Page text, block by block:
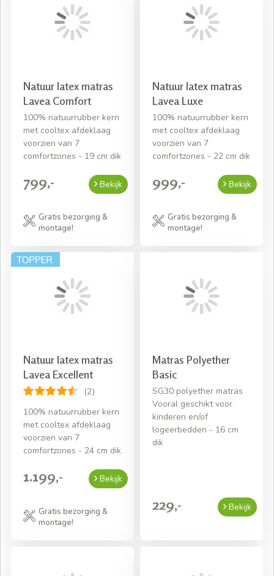
Natuur latex matras
Lavea Comfort
100% natuurrubber kern
met cooltex afdeklaag
voorzien van 7
comfortzones - 19 cm dik
799,- Bekijk
Gratis bezorging &
montage!
Natuur latex matras
Lavea Luxe
100% natuurrubber kern
met cooltex afdeklaag
voorzien van 7
comfortzones - 22 cm dik
999,- Bekijk
Gratis bezorging &
montage!
Natuur latex matras
Lavea Excellent
(2)
100% natuurrubber kern
met cooltex afdeklaag
voorzien van 7
comfortzones - 24 cm dik
1.199,- Bekijk
Gratis bezorging &
montage!
Matras Polyether
Basic
SG30 polyether matras
Vooral geschikt voor
kinderen en/of
logeerbedden - 16 cm
dik
229,- Bekijk